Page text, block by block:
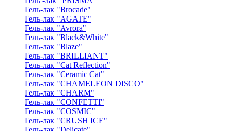
Гель-лак "Brocade"
Гель-лак "AGATE"
Гель-лак "Avrora"
Гель-лак "Black&White"
Гель-лак "Blaze"
Гель-лак "BRILLIANT"
Гель-лак "Cat Reflection"
Гель-лак "Ceramic Cat"
Гель-лак "CHAMELEON DISCO"
Гель-лак "CHARM"
Гель-лак "CONFETTI"
Гель-лак "COSMIC"
Гель-лак "CRUSH ICE"